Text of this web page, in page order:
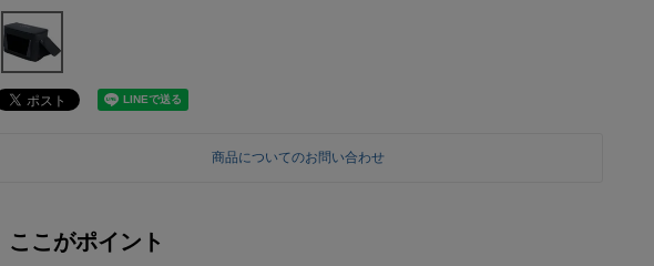
商品についてのお問い合わせ
ここがポイント